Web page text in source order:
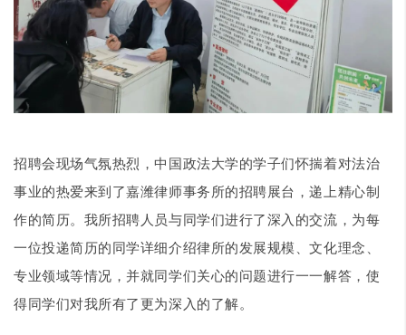
招聘会现场气氛热烈，中国政法大学的学子们怀揣着对法治
事业的热爱来到了嘉潍律师事务所的招聘展台，递上精心制
作的简历。我所招聘人员与同学们进行了深入的交流，为每
一位投递简历的同学详细介绍律所的发展规模、文化理念、
专业领域等情况，并就同学们关心的问题进行一一解答，使
得同学们对我所有了更为深入的了解。